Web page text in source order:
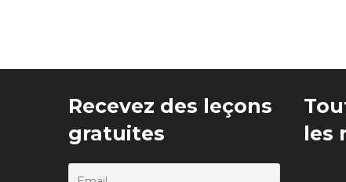
Recevez des leçons
gratuites
les